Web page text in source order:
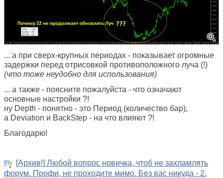
... а при сверх-крупных периодах - показывает огромные
задержки перед отрисовкой противоположного луча (!)
(что тоже неудобно для использования)
... а также - поясните пожалуйста - что означают
основные настройки ?!
ну Depth - понятно - это Период (количество бар),
а Deviation и BackStep - на что влияют ?!
Благодарю!
[Архив!] Любой вопрос новичка, чтоб не захламлять
форум. Профи, не проходите мимо. Без вас никуда - 2.